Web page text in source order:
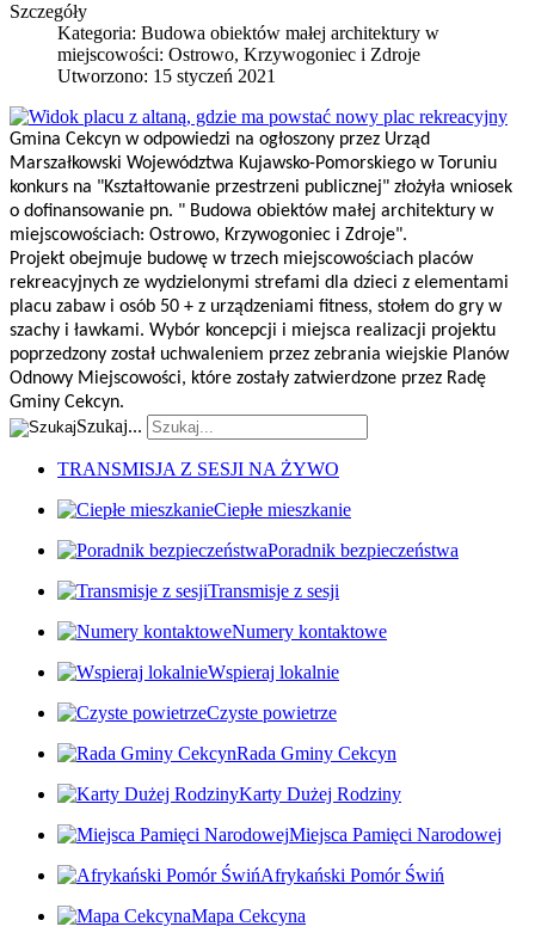
Szczegóły
Kategoria: Budowa obiektów małej architektury w
miejscowości: Ostrowo, Krzywogoniec i Zdroje
Utworzono: 15 styczeń 2021
Gmina Cekcyn w odpowiedzi na ogłoszony przez Urząd
Marszałkowski Województwa Kujawsko-Pomorskiego w Toruniu
konkurs na "Kształtowanie przestrzeni publicznej" złożyła wniosek
o dofinansowanie pn. " Budowa obiektów małej architektury w
miejscowościach: Ostrowo, Krzywogoniec i Zdroje".
Projekt obejmuje budowę w trzech miejscowościach placów
rekreacyjnych ze wydzielonymi strefami dla dzieci z elementami
placu zabaw i osób 50 + z urządzeniami fitness, stołem do gry w
szachy i ławkami. Wybór koncepcji i miejsca realizacji projektu
poprzedzony został uchwaleniem przez zebrania wiejskie Planów
Odnowy Miejscowości, które zostały zatwierdzone przez Radę
Gminy Cekcyn.
Szukaj...
TRANSMISJA Z SESJI NA ŻYWO
Ciepłe mieszkanie
Poradnik bezpieczeństwa
Transmisje z sesji
Numery kontaktowe
Wspieraj lokalnie
Czyste powietrze
Rada Gminy Cekcyn
Karty Dużej Rodziny
Miejsca Pamięci Narodowej
Afrykański Pomór Świń
Mapa Cekcyna